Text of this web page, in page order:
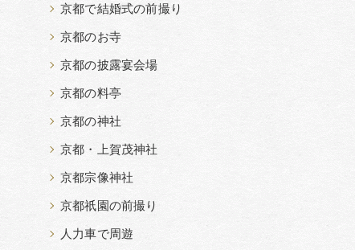
京都で結婚式の前撮り
京都のお寺
京都の披露宴会場
京都の料亭
京都の神社
京都・上賀茂神社
京都宗像神社
京都祇園の前撮り
人力車で周遊